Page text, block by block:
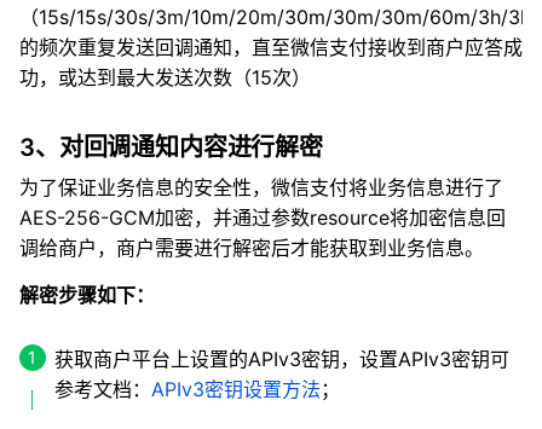
（15s/15s/30s/3m/10m/20m/30m/30m/30m/60m/3h/
的频次重复发送回调通知，直至微信支付接收到商户应答成
功，或达到最大发送次数（15次）
3、对回调通知内容进行解密
为了保证业务信息的安全性，微信支付将业务信息进行了
AES-256-GCM加密，并通过参数resource将加密信息回
调给商户，商户需要进行解密后才能获取到业务信息。
解密步骤如下：
获取商户平台上设置的APIv3密钥，设置APIv3密钥可
参考文档： APIv3密钥设置方法 ；